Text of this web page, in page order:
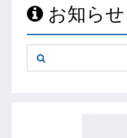
お知らせ